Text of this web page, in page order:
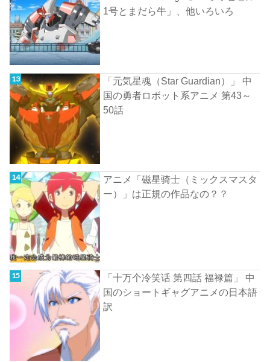
1号とまだら牛」、他いろいろ
「元気星魂（Star Guardian）」 中
国の勇者ロボット系アニメ 第43～
50話
アニメ「磁星骑士（ミックスマスタ
ー）」は正規の作品なの？？
「十万个冷笑话 第四話 福禄篇」 中
国のショートギャグアニメの日本語
訳